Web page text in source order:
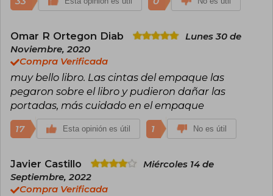
Omar R Ortegon Diab
Lunes 30 de
Noviembre, 2020
Compra Verificada
muy bello libro. Las cintas del empaque las
pegaron sobre el libro y pudieron dañar las
portadas, más cuidado en el empaque
17 Esta opinión es útil 1 No es útil
Javier Castillo
Miércoles 14 de
Septiembre, 2022
Compra Verificada